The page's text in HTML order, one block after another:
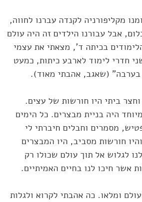
מקליפורניה לקנדה עברנו לחווה,
אבל עבורנו הילדים זה היה עולם
בכיתה ד', מצאתי את עצמי
חדרי לימוד ‏לארבע כיתות, כמעט
בערבה" (שאגב, אהבתי מאוד).‏
ביתי היו חורשות של עצים.
היה בניית מבצרים. כל הימים
מסמרים וחבלים חיברתי לי
חורשות מסביב, ‏היו המבצרים
לגלוש אל תוך עולם שכולו רק
אשר חיכו לנו בחיים האמיתיים.‏
ומלאו. כה אהבתי לקרוא ולגלות